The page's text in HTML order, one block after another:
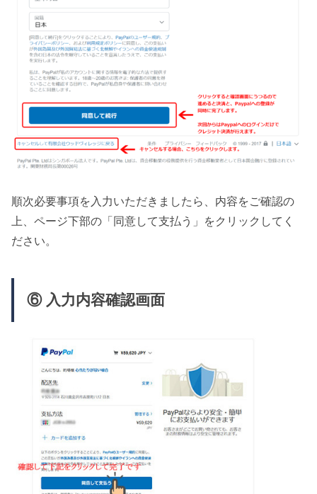
順次必要事項を入力いただきましたら、内容をご確認の
上、ページ下部の「同意して支払う」をクリックしてく
ださい。
⑥ 入力内容確認画面